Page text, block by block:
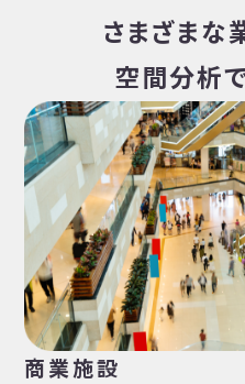
さまざまな
空間分析
商業施設